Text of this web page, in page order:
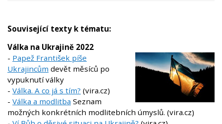
Související texty k tématu:
Válka na Ukrajině 2022
- Papež František píše
Ukrajincům devět měsíců po
vypuknutí války
- Válka. A co já s tím? (vira.cz)
- Válka a modlitba Seznam
možných konkrétních modlitebních úmyslů. (vira.cz)